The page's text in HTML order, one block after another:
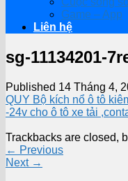
Game – App
Liên hệ
sg-11134201-
Published 14 Tháng 4,
QUY Bộ kích nổ ô tô
-24v cho ô tô xe tải
Trackbacks are closed,
← Previous
Next →